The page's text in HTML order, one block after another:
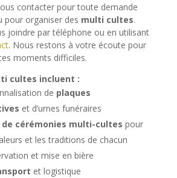
contacter pour toute demande
pour organiser des multi cultes.
joindre par téléphone ou en utilisant
. Nous restons à votre écoute pour
moments difficiles.
cultes incluent :
de plaques
et d’urnes funéraires
cérémonies multi-cultes pour
et les traditions de chacun
et mise en bière
et logistique